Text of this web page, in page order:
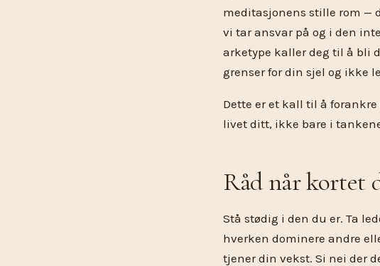
meditasjonens stille rom —
vi tar ansvar på og i den
arketype kaller deg til å bli
grenser for din sjel og ikke
Dette er et kall til å
livet ditt, ikke bare i
Råd når kortet
Stå stødig i den du er. Ta
hverken dominere andre
tjener din vekst. Si nei der